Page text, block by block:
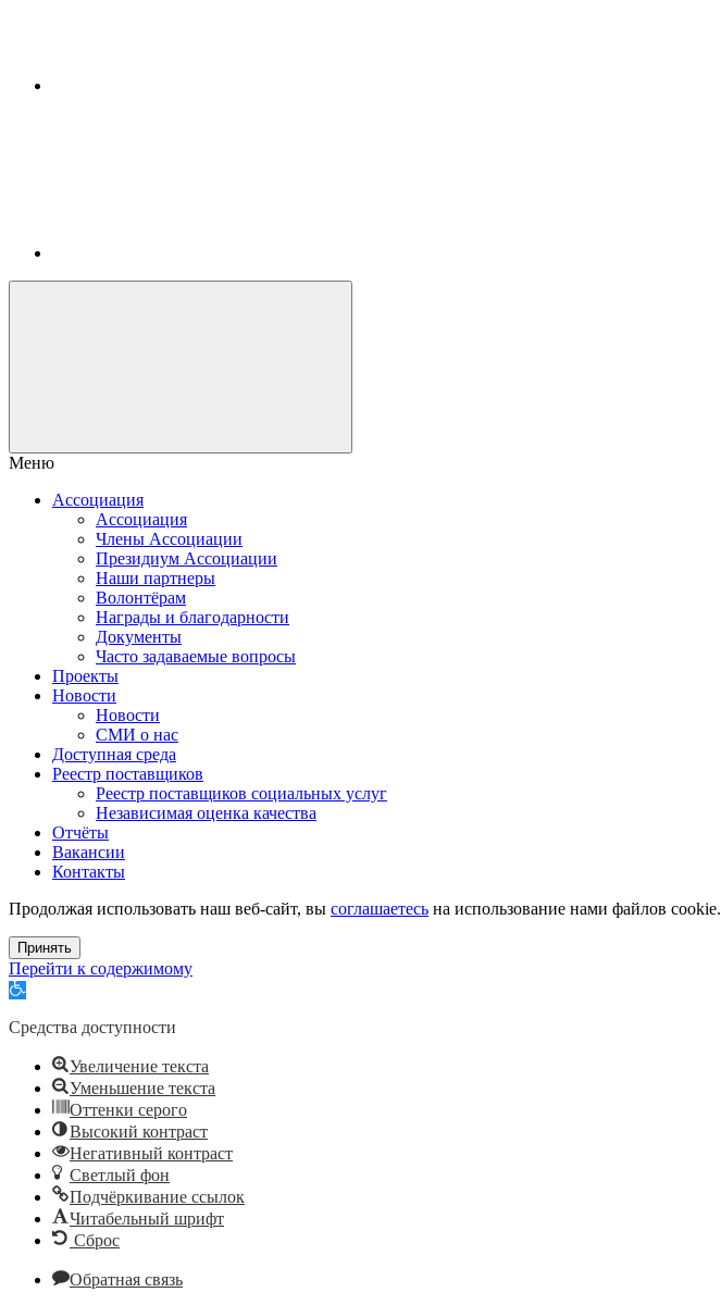
Меню
Ассоциация
Ассоциация
Члены Ассоциации
Президиум Ассоциации
Наши партнеры
Волонтёрам
Награды и благодарности
Документы
Часто задаваемые вопросы
Проекты
Новости
Новости
СМИ о нас
Доступная среда
Реестр поставщиков
Реестр поставщиков социальных услуг
Независимая оценка качества
Отчёты
Вакансии
Контакты
Продолжая использовать наш веб-сайт, вы соглашаетесь на использование нами файлов cookie.
Принять
Перейти к содержимому
Открыть
инструментов
Средства доступности
Увеличение текста
Уменьшение текста
Оттенки серого
Высокий контраст
Негативный контраст
Светлый фон
Подчёркивание ссылок
Читабельный шрифт
Сброс
Обратная связь